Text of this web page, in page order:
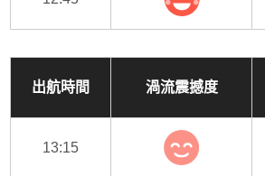
出航時間 渦流震撼度
13:15